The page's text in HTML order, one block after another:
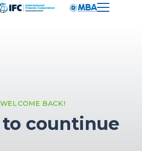
WELCOME BACK!
countinue